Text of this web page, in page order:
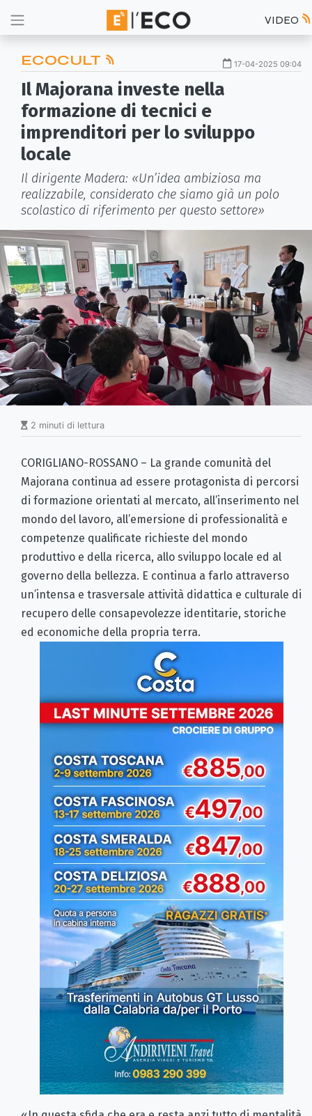
VIDEO
ECOCULT 17-04-2025 09:04
Il Majorana investe nella
formazione di tecnici e
imprenditori per lo sviluppo
locale
Il dirigente Madera: «Un’idea ambiziosa ma
realizzabile, considerato che siamo già un polo
scolastico di riferimento per questo settore»
2 minuti di lettura
CORIGLIANO-ROSSANO – La grande comunità del
Majorana continua ad essere protagonista di percorsi
di formazione orientati al mercato, all’inserimento nel
mondo del lavoro, all’emersione di professionalità e
competenze qualificate richieste del mondo
produttivo e della ricerca, allo sviluppo locale ed al
governo della bellezza. E continua a farlo attraverso
un’intensa e trasversale attività didattica e culturale di
recupero delle consapevolezze identitarie, storiche
ed economiche della propria terra.